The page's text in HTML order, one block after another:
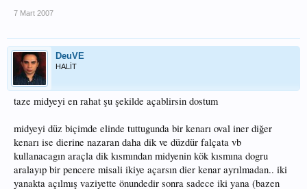
7 Mart 2007
DeuVE
HALİT
taze midyeyi en rahat şu şekilde açablirsin dostum
midyeyi düz biçimde elinde tuttugunda bir kenarı oval iner diğer
kenarı ise dierine nazaran daha dik ve düzdür falçata vb
kullanacagın araçla dik kısmından midyenin kök kısmına dogru
aralayıp bir pencere misali ikiye açarsın dier kenar ayrılmadan.. iki
yanakta açılmış vaziyette önundedir sonra sadece iki yana (bazen